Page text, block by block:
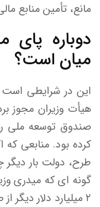
مانع، تأمین منابع
دوباره پای
میان است؟
این در شرایطی است
هیأت وزیران مجوز
صندوق توسعه ملی
کرده بود. منابعی که
طرح، دولت بار
۲ میلیارد دلار دیگر